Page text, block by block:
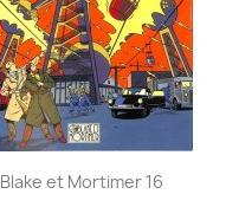
Aperçu rapide
Blake et Mortimer 16